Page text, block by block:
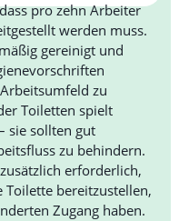
pro zehn Arbeiter
werden muss.
gereinigt und
zu
Toiletten spielt
sie sollten gut
zu behindern.
erforderlich,
bereitzustellen,
Zugang haben.